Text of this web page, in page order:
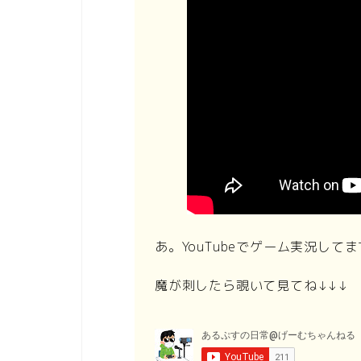
あ。YouTubeでゲーム実況して
魔が刺したら覗いて見てね↓↓↓